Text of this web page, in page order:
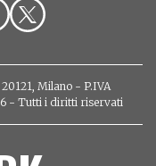
Milano - P.IVA
- Tutti i diritti riservati